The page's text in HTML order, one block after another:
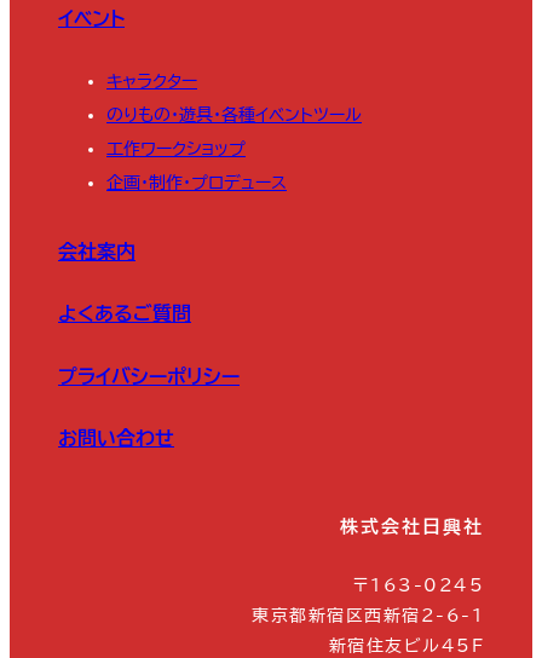
イベント
キャラクター
のりもの・遊具・各種イベントツール
工作ワークショップ
企画・制作・プロデュース
会社案内
よくあるご質問
プライバシーポリシー
お問い合わせ
株式会社日興社
〒163-0245
東京都新宿区西新宿2-6-1
新宿住友ビル45F